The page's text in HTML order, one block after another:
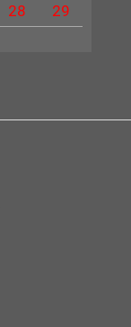
28
29